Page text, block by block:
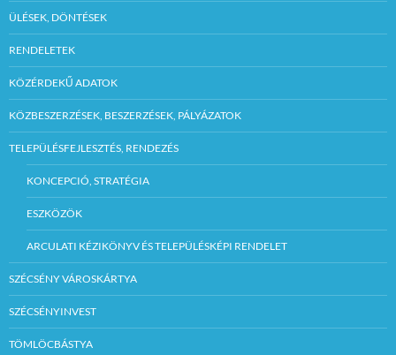
ÜLÉSEK, DÖNTÉSEK
RENDELETEK
KÖZÉRDEKŰ ADATOK
KÖZBESZERZÉSEK, BESZERZÉSEK, PÁLYÁZATOK
TELEPÜLÉSFEJLESZTÉS, RENDEZÉS
KONCEPCIÓ, STRATÉGIA
ESZKÖZÖK
ARCULATI KÉZIKÖNYV ÉS TELEPÜLÉSKÉPI RENDELET
SZÉCSÉNY VÁROSKÁRTYA
SZÉCSÉNYINVEST
TÖMLÖCBÁSTYA